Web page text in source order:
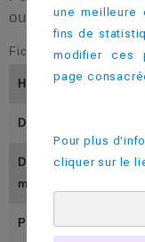
ou les cafés
Fiche technique
Hauteur (En Mm)
Diamètre Inférieur
Diamètre Supérieur
M)
Poids (En Gramme)
une meilleure
fins de
modifier ces
page
Pour plus
cliquer sur le